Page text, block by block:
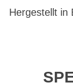
Hergestellt in